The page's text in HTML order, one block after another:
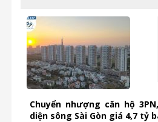
Chuyển nhượng căn hộ
diện sông Sài Gòn giá 4,7 tỷ